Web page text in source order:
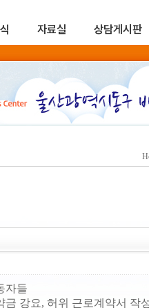
자료실 상담게시판
자들
강요, 허위 근로계약서 작